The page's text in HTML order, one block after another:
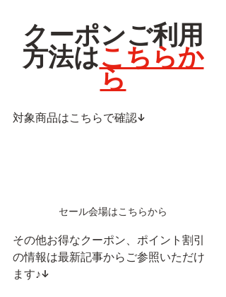
クーポンご利用
方法はこちらか
ら
対象商品はこちらで確認↓
セール会場はこちらから
その他お得なクーポン、ポイント割引
の情報は最新記事からご参照いただけ
ます♪↓